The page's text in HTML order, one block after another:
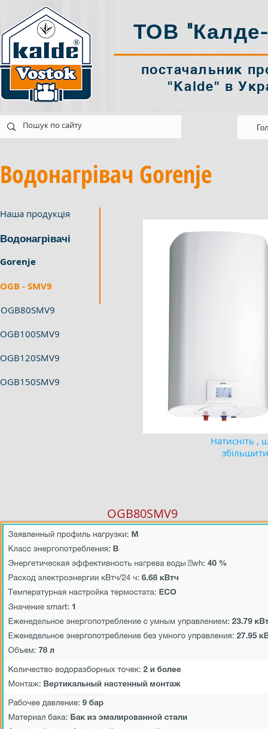
ТОВ
постачальник
"Kalde" в
Україна Харків
Водонагрівач Gorenje
Наша продукція
Водонагрівачі
Gorenje
OGB - SMV9
OGB80SMV9
OGB100SMV9
OGB120SMV9
OGB150SMV9
Натисніть ,
збільшити
OGB80SMV9